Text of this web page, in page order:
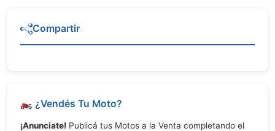
Compartir
🏍️ ¿Vendés Tu Moto?
¡Anunciate! Publicá tus Motos a la Venta completando el